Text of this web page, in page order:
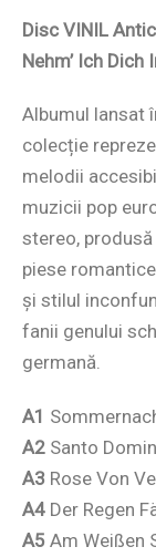
Disc VINIL
Nehm’ Ich Dich
Albumul lansat
colecție
melodii
muzicii pop
stereo,
piese
și stilul
fanii genului
germană.
A1
A2 Santo
A3 Rose Von
A4 Der Regen
A5 Am Weißen